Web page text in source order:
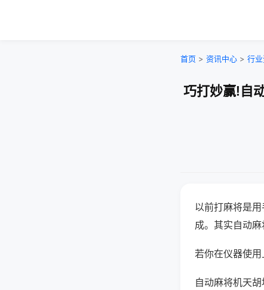
首页 > 资讯中心 > 行业
巧打妙赢!自
以前打麻将是
成。其实自动
若你在仪器使
自动麻将机天